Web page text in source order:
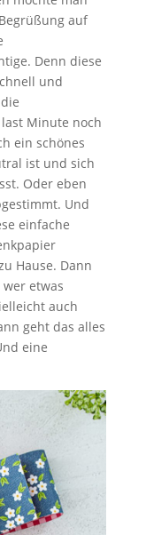
auf
Denn diese
und
Minute noch
ein schönes
ist und sich
Oder eben
Und
einfache
Hause. Dann
etwas
auch
geht das alles
eine